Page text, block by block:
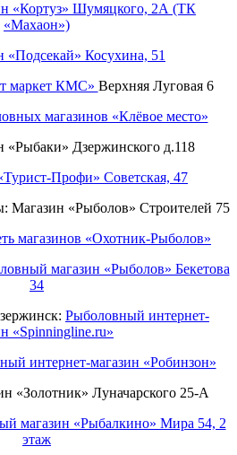
«Кортуз» Шумяцкого, 2А (ТК
«Махаон»)
«Подсекай» Косухина, 51
маркет КМС» Верхняя Луговая 6
магазинов «Клёвое место»
«Рыбаки» Дзержинского д.118
Профи» Советская, 47
Магазин «Рыболов» Строителей 75
магазинов «Охотник-Рыболов»
магазин «Рыболов» Бекетова
34
Рыболовный интернет-
«Spinningline.ru»
интернет-магазин «Робинзон»
«Золотник» Луначарского 25-А
магазин «Рыбалкино» Мира 54, 2
этаж